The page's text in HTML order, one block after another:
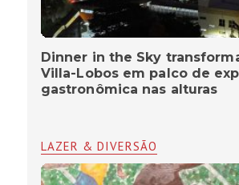
Dinner in the Sky
Villa-Lobos em palco de
gastronômica nas alturas
LAZER & DIVERSÃO